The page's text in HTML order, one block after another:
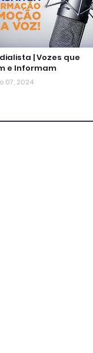
| Vozes que
e Informam
07, 2024